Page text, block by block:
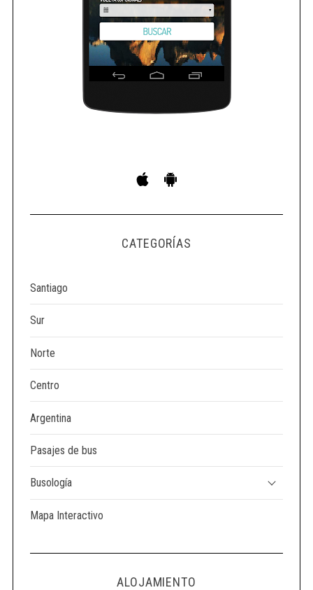
CATEGORÍAS
Santiago
Sur
Norte
Centro
Argentina
Pasajes de bus
Busología
Mapa Interactivo
ALOJAMIENTO